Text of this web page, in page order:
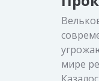
мире